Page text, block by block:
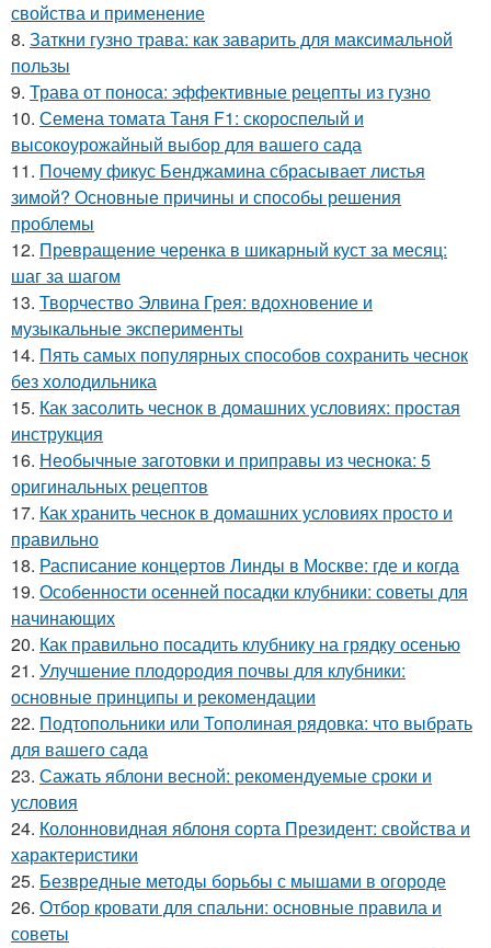
свойства и применение
8. Заткни гузно трава: как заварить для максимальной
пользы
9. Трава от поноса: эффективные рецепты из гузно
10. Семена томата Таня F1: скороспелый и
высокоурожайный выбор для вашего сада
11. Почему фикус Бенджамина сбрасывает листья
зимой? Основные причины и способы решения
проблемы
12. Превращение черенка в шикарный куст за месяц:
шаг за шагом
13. Творчество Элвина Грея: вдохновение и
музыкальные эксперименты
14. Пять самых популярных способов сохранить чеснок
без холодильника
15. Как засолить чеснок в домашних условиях: простая
инструкция
16. Необычные заготовки и приправы из чеснока: 5
оригинальных рецептов
17. Как хранить чеснок в домашних условиях просто и
правильно
18. Расписание концертов Линды в Москве: где и когда
19. Особенности осенней посадки клубники: советы для
начинающих
20. Как правильно посадить клубнику на грядку осенью
21. Улучшение плодородия почвы для клубники:
основные принципы и рекомендации
22. Подтопольники или Тополиная рядовка: что выбрать
для вашего сада
23. Сажать яблони весной: рекомендуемые сроки и
условия
24. Колонновидная яблоня сорта Президент: свойства и
характеристики
25. Безвредные методы борьбы с мышами в огороде
26. Отбор кровати для спальни: основные правила и
советы